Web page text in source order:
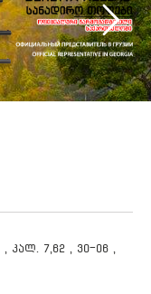
კალ. 7,62 , 30-06 ,